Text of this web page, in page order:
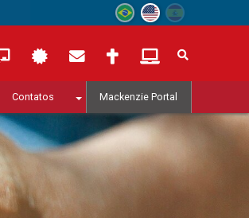
Contatos Mackenzie Portal